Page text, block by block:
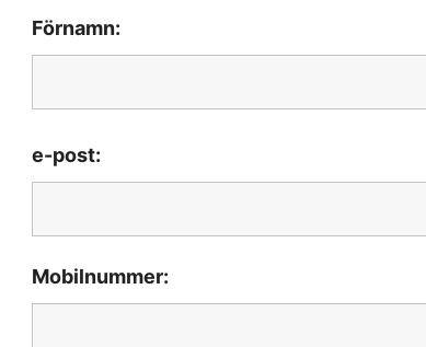
Förnamn:
e-post:
Mobilnummer: